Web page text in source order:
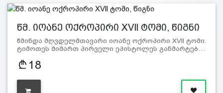
წმ. იოანე ოქროპირი XVll ტომი, წიგნი
წმინდა მღვდელმთავარი იოანე ოქროპირი XVll ტომი.
ტიმოთეს მიმართ პირველი ეპისტოლეს განმარტებ…
18